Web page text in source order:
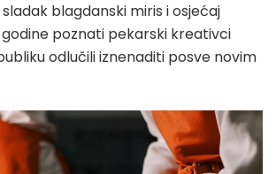
blagdanski miris i osjećaj
godine poznati pekarski kreativci
odlučili iznenaditi posve novim